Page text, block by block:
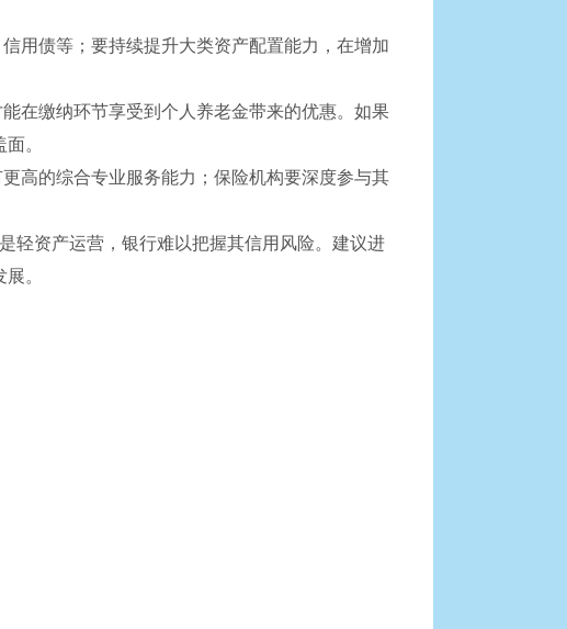
用债等；要持续提升大类资产配置能力，在增加
在缴纳环节享受到个人养老金带来的优惠。如果
。
高的综合专业服务能力；保险机构要深度参与其
资产运营，银行难以把握其信用风险。建议进
。